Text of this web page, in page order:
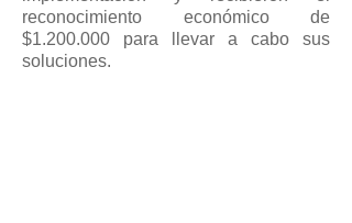
reconocimiento económico de
$1.200.000 para llevar a cabo sus
soluciones.